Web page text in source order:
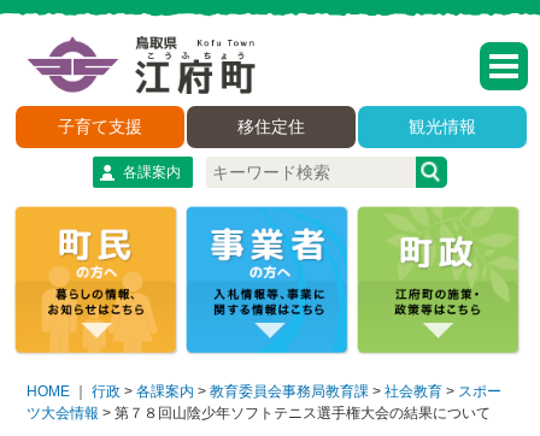
子育て支援 移住定住 観光情報
各課案内
HOME ｜行政 >各課案内 >教育委員会事務局教育課 >社会教育 > スポー
ツ大会情報 >第７８回山陰少年ソフトテニス選手権大会の結果について